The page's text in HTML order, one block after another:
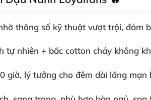
thông số kỹ thuật vượt trội, đảm
tự nhiên + bấc cotton cháy không
giờ, lý tưởng cho đêm dài lãng mạn